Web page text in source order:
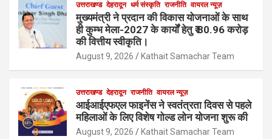
उत्तराखण्ड देहरादून धर्म संस्कृति राजनीति वायरल न्यूज़
मुख्यमंत्री ने प्रदान की विकास योजनाओं के साथ
ही कुम्भ मेला-2027 के कार्यों हेतु ₹ 80.96 करोड़
की वित्तीय स्वीकृति।
August 9, 2026 Kathait Samachar Team
उत्तराखण्ड देहरादून राजनीति वायरल न्यूज़
आईआईएफएल फाइनेंस ने स्वतंत्रता दिवस से पहले
महिलाओं के लिए विशेष गोल्ड लोन योजना शुरू की
August 9, 2026 Kathait Samachar Team